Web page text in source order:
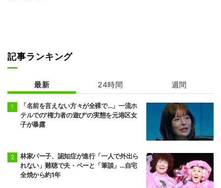
記事ランキング
最新 24時間 週間
「名前を言えない方々が全裸で…」一流ホ
テルでの"権力者の遊び"の実態を元港区女
子が暴露
林家パー子、認知症が進行「一人で外出ら
れない」難聴で夫・ペーと「筆談」…自宅
全焼から約1年